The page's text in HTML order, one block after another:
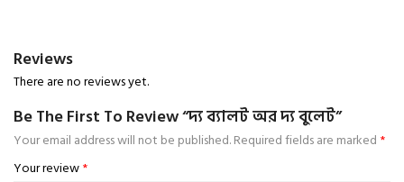
Reviews
There are no reviews yet.
Be The First To Review “দ্য ব্যালট অর দ্য বুলেট”
Your email address will not be published.Required fields are marked *
Your review*